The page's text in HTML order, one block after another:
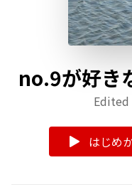
no.9が好き
Edited
はじめ